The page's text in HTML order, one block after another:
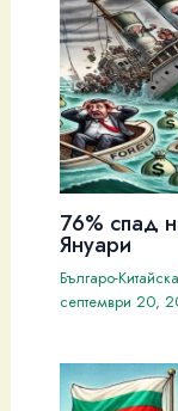
76% спад
Януари
Българо-
септември 20,